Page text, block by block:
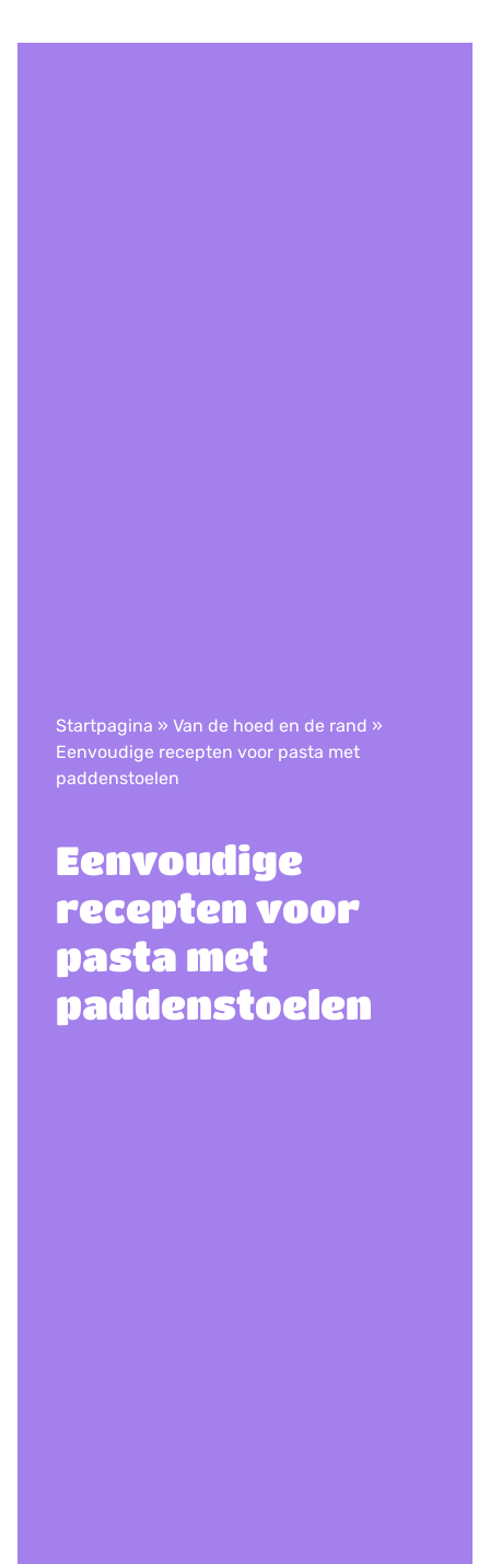
Startpagina » Van de hoed en de rand »
Eenvoudige recepten voor pasta met
paddenstoelen
Eenvoudige
recepten voor
pasta met
paddenstoelen